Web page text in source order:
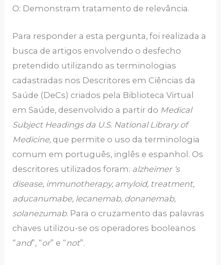
O: Demonstram tratamento de relevância.
Para responder a esta pergunta, foi realizada a
busca de artigos envolvendo o desfecho
pretendido utilizando as terminologias
cadastradas nos Descritores em Ciências da
Saúde (DeCs) criados pela Biblioteca Virtual
em Saúde, desenvolvido a partir do Medical
Subject Headings da U.S. National Library of
Medicine, que permite o uso da terminologia
comum em português, inglês e espanhol. Os
descritores utilizados foram: alzheimer ‘s
disease, immunotherapy, amyloid, treatment,
aducanumabe, lecanemab, donanemab,
solanezumab. Para o cruzamento das palavras
chaves utilizou-se os operadores booleanos
“and”, “or” e “not”.